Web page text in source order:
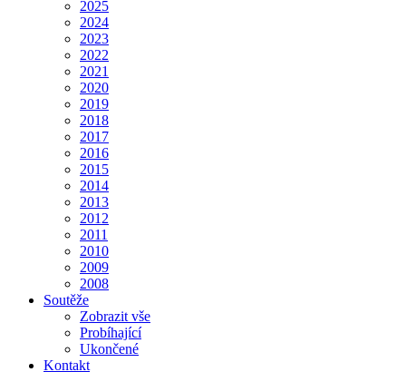
2025
2024
2023
2022
2021
2020
2019
2018
2017
2016
2015
2014
2013
2012
2011
2010
2009
2008
Soutěže
Zobrazit vše
Probíhající
Ukončené
Kontakt